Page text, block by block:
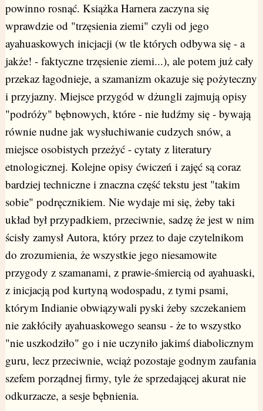
powinno rosnąć. Książka Harnera zaczyna się
wprawdzie od "trzęsienia ziemi" czyli od jego
ayahuaskowych inicjacji (w tle których odbywa się - a
jakże! - faktyczne trzęsienie ziemi...), ale potem już cały
przekaz łagodnieje, a szamanizm okazuje się pożyteczny
i przyjazny. Miejsce przygód w dżungli zajmują opisy
"podróży" bębnowych, które - nie łudźmy się - bywają
równie nudne jak wysłuchiwanie cudzych snów, a
miejsce osobistych przeżyć - cytaty z literatury
etnologicznej. Kolejne opisy ćwiczeń i zajęć są coraz
bardziej techniczne i znaczna część tekstu jest "takim
sobie" podręcznikiem. Nie wydaje mi się, żeby taki
układ był przypadkiem, przeciwnie, sadzę że jest w nim
ścisły zamysł Autora, który przez to daje czytelnikom
do zrozumienia, że wszystkie jego niesamowite
przygody z szamanami, z prawie-śmiercią od ayahuaski,
z inicjacją pod kurtyną wodospadu, z tymi psami,
którym Indianie obwiązywali pyski żeby szczekaniem
nie zakłóciły ayahuaskowego seansu - że to wszystko
"nie uszkodziło" go i nie uczyniło jakimś diabolicznym
guru, lecz przeciwnie, wciąż pozostaje godnym zaufania
szefem porządnej firmy, tyle że sprzedającej akurat nie
odkurzacze, a sesje bębnienia.